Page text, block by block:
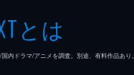
とは
ドラマ/アニメを調査。別途、有料作品あり。